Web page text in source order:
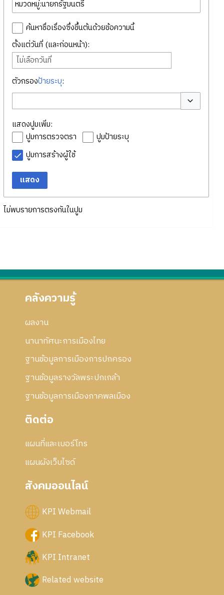
ค้นหาชื่อเรื่องซึ่งขึ้นต้นด้วยข้อความนี้
ตั้งแต่วันที่ (และก่อนหน้า):
ไม่เลือกวันที่
ตัวกรองป้ายระบุ:
สลับตัวเลือก
แสดงปูมเพิ่ม:
ปูมการตรวจตรา
ปูมป้ายระบุ
ปูมการสร้างผู้ใช้
แสดง
ไม่พบรายการตรงกันในปูม
คลังความรู้
ผลงาน
นานาทัศนะการเมืองไทย
ฐานข้อมูลการเมืองการปกครอง
ฐานข้อมูลรางวัลพระปกเกล้า
ฐานข้อมูลการเมืองภาคพลเมือง
ติดต่อ
แผนที่และเบอร์โทร
แผนผังเว็บไซด์
สังคมออนไลน์
KPI Webmail
KPI Facebook
KPI Intranet
Related website